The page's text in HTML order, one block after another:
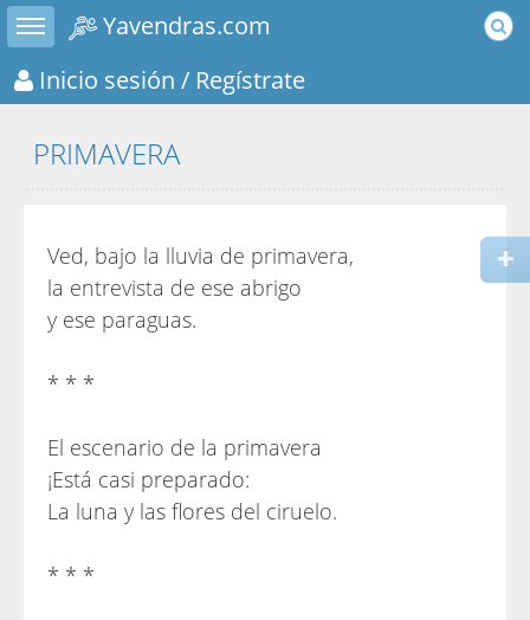
Toggle sidebar
Yavendras.com
Inicio sesión / Regístrate
PRIMAVERA
Ved, bajo la lluvia de primavera,
la entrevista de ese abrigo
y ese paraguas.
* * *
El escenario de la primavera
¡Está casi preparado:
La luna y las flores del ciruelo.
* * *